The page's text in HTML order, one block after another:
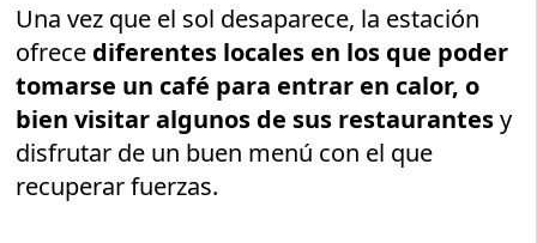
Una vez que el sol desaparece, la estación
ofrece diferentes locales en los que poder
tomarse un café para entrar en calor, o
bien visitar algunos de sus restaurantesy
disfrutar de un buen menú con el que
recuperar fuerzas.